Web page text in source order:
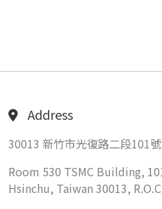
Address
30013 新竹市光復路二段101
Room 530 TSMC Building,
Hsinchu, Taiwan 30013,